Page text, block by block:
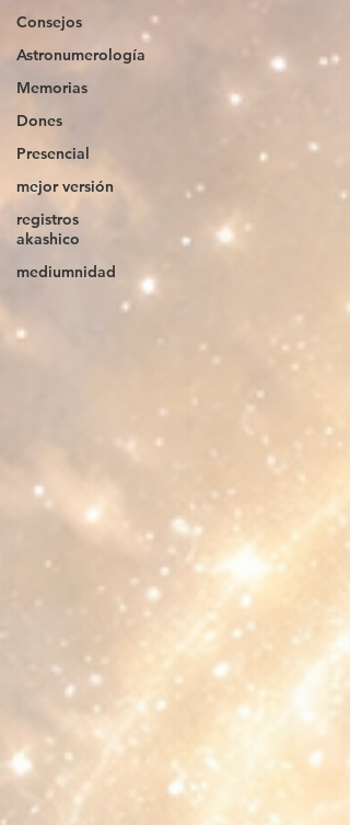
Consejos
Astronumerología
Memorias
Dones
Presencial
mejor versión
registros
akashico
mediumnidad